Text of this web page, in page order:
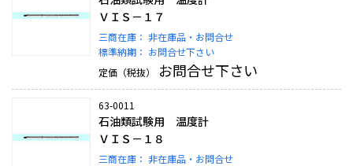
ＶＩＳ－１７
三商在庫： 非在庫品・お問合せ
標準納期： お問合せ下さい
定価（税抜）
お問合せ下さい
63-0011
石油類試験用 温度計
ＶＩＳ－１８
三商在庫： 非在庫品・お問合せ